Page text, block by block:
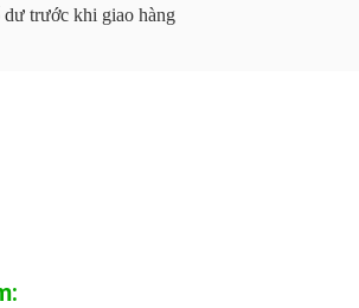
trước khi giao hàng